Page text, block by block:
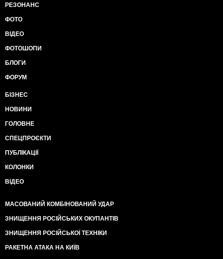
РЕЗОНАНС
ФОТО
ВІДЕО
ФОТОШОПИ
БЛОГИ
ФОРУМ
БІЗНЕС
НОВИНИ
ГОЛОВНЕ
СПЕЦПРОЄКТИ
ПУБЛІКАЦІЇ
КОЛОНКИ
ВІДЕО
МАСОВАНИЙ КОМБІНОВАНИЙ УДАР
ЗНИЩЕННЯ РОСІЙСЬКИХ ОКУПАНТІВ
ЗНИЩЕННЯ РОСІЙСЬКОЇ ТЕХНІКИ
РАКЕТНА АТАКА НА КИЇВ